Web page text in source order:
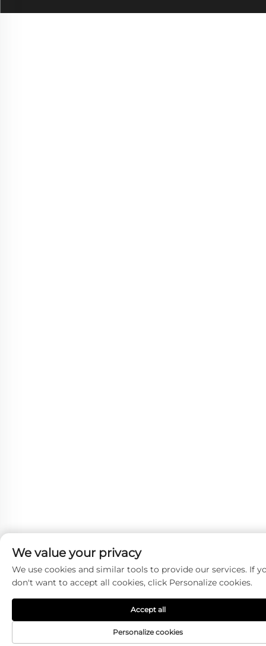
We value your privacy
We use cookies and similar tools to provide our services. If
don't want to accept all cookies, click Personalize cookies.
Personalize cookies
Accept all